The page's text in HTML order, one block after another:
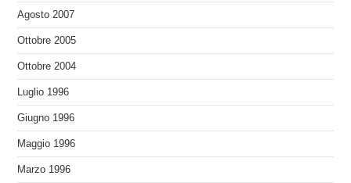
Agosto 2007
Ottobre 2005
Ottobre 2004
Luglio 1996
Giugno 1996
Maggio 1996
Marzo 1996